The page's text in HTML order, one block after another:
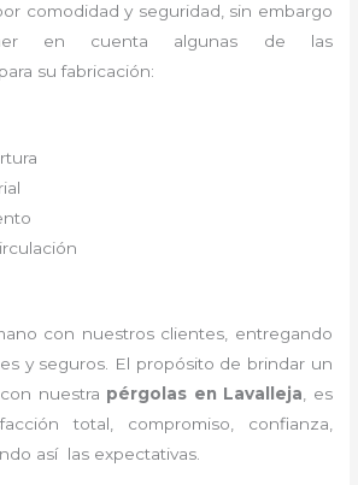
comodidad y seguridad, sin embargo
en cuenta algunas de las
su fabricación:
con nuestros clientes, entregando
y seguros. El propósito de brindar un
nuestra pérgolas en Lavalleja , es
total, compromiso, confianza,
así las expectativas.